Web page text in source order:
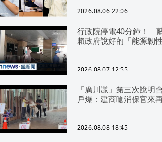
2026.08.06 22:06
行政院停電40分鐘！
賴政府說好的「能源韌
2026.08.07 12:55
「廣川漾」第三次說
戶爆：建商嗆消保官來
2026.08.08 18:45